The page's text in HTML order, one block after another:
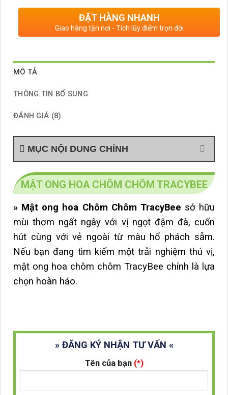
ĐẶT HÀNG NHANH
Giao hàng tận nơi - Tích lũy điểm trọn đời
MÔ TẢ
THÔNG TIN BỔ SUNG
ĐÁNH GIÁ (8)
MỤC NỘI DUNG CHÍNH
MẬT ONG HOA CHÔM CHÔM TRACYBEE
» Mật ong hoa Chôm Chôm TracyBee sở hữu
mùi thơm ngất ngây với vị ngọt đậm đà, cuốn
hút cùng với vẻ ngoài từ màu hổ phách sẫm.
Nếu bạn đang tìm kiếm một trải nghiệm thú vị,
mật ong hoa chôm chôm TracyBee chính là lựa
chọn hoàn hảo.
» ĐĂNG KÝ NHẬN TƯ VẤN «
Tên của bạn (*)